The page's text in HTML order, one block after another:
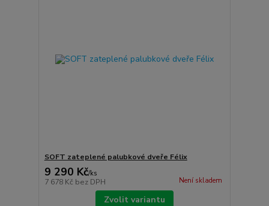
SOFT zateplené palubkové dveře Félix
9 290 Kč/ks
7 678 Kč bez DPH Není skladem
Zvolit variantu